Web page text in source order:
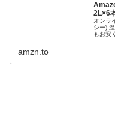
2L×6
オンラ
シー)
もお安
amzn.to